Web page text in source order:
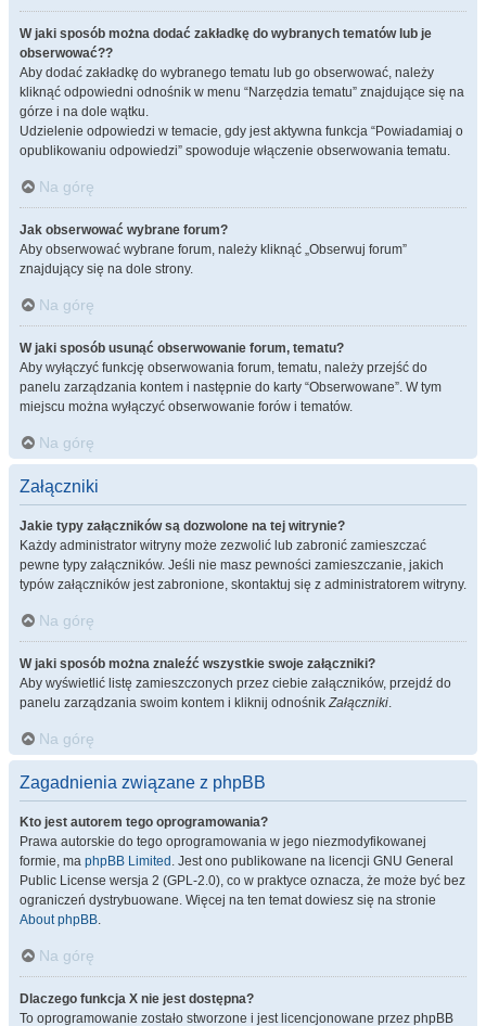
W jaki sposób można dodać zakładkę do wybranych tematów lub je
obserwować??
Aby dodać zakładkę do wybranego tematu lub go obserwować, należy
kliknąć odpowiedni odnośnik w menu “Narzędzia tematu” znajdujące się na
górze i na dole wątku.
Udzielenie odpowiedzi w temacie, gdy jest aktywna funkcja “Powiadamiaj o
opublikowaniu odpowiedzi” spowoduje włączenie obserwowania tematu.
Na górę
Jak obserwować wybrane forum?
Aby obserwować wybrane forum, należy kliknąć „Obserwuj forum”
znajdujący się na dole strony.
Na górę
W jaki sposób usunąć obserwowanie forum, tematu?
Aby wyłączyć funkcję obserwowania forum, tematu, należy przejść do
panelu zarządzania kontem i następnie do karty “Obserwowane”. W tym
miejscu można wyłączyć obserwowanie forów i tematów.
Na górę
Załączniki
Jakie typy załączników są dozwolone na tej witrynie?
Każdy administrator witryny może zezwolić lub zabronić zamieszczać
pewne typy załączników. Jeśli nie masz pewności zamieszczanie, jakich
typów załączników jest zabronione, skontaktuj się z administratorem witryny.
Na górę
W jaki sposób można znaleźć wszystkie swoje załączniki?
Aby wyświetlić listę zamieszczonych przez ciebie załączników, przejdź do
panelu zarządzania swoim kontem i kliknij odnośnikZałączniki.
Na górę
Zagadnienia związane z phpBB
Kto jest autorem tego oprogramowania?
Prawa autorskie do tego oprogramowania w jego niezmodyfikowanej
formie, ma phpBB Limited . Jest ono publikowane na licencji GNU General
Public License wersja 2 (GPL-2.0), co w praktyce oznacza, że może być bez
ograniczeń dystrybuowane. Więcej na ten temat dowiesz się na stronie
About phpBB.
Na górę
Dlaczego funkcja X nie jest dostępna?
To oprogramowanie zostało stworzone i jest licencjonowane przez phpBB